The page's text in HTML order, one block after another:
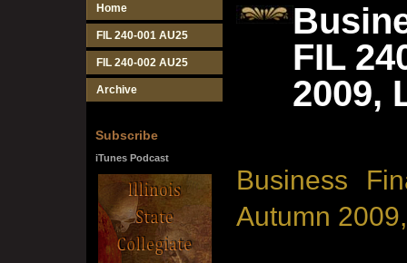
Home
FIL 240-001 AU25
FIL 240-002 AU25
Archive
Subscribe
iTunes Podcast
FIL
2009,
Business
Autumn